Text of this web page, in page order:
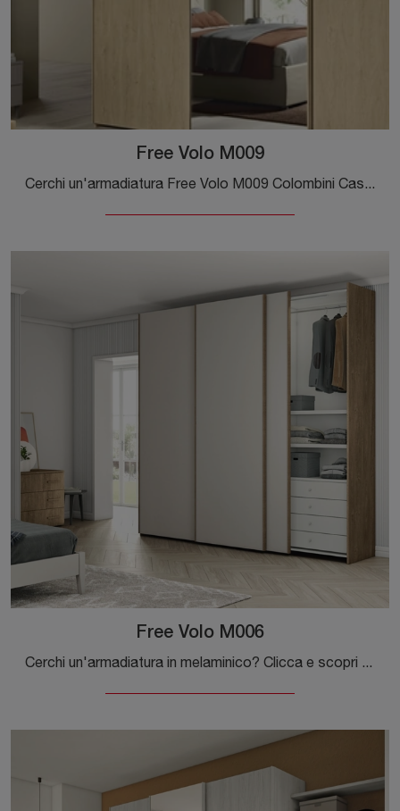
Free Volo M009
Cerchi un'armadiatura Free Volo M009 Colombini Casa? Clicca subito! Gli armadi a muro con ante scorrevoli ti attendono.
Free Volo M006
Cerchi un'armadiatura in melaminico? Clicca e scopri armadiature a muro con ante scorrevoli di Colombini Casa.